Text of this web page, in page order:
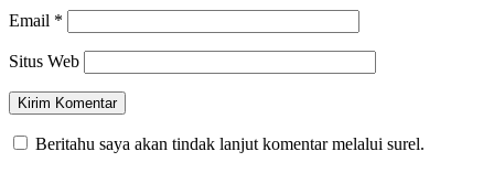
Email *
Situs Web
Beritahu saya akan tindak lanjut komentar melalui surel.